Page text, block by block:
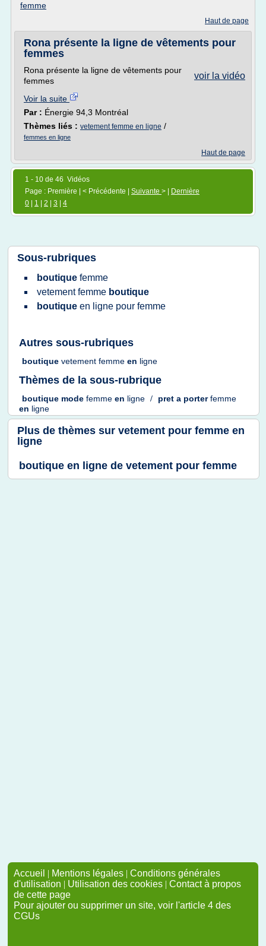
femme
Haut de page
Rona présente la ligne de vêtements pour
femmes
voir la vidéo
Rona présente la ligne de vêtements pour
femmes
Voir la suite
Par : Énergie 94,3 Montréal
Thèmes liés : vetement femme en ligne /
femmes en ligne
Haut de page
1 - 10 de 46 Vidéos
Page : Première | < Précédente | Suivante > |
Dernière
0
1 2 3 4
Sous-rubriques
boutique femme
vetement femme boutique
boutique en ligne pour femme
Autres sous-rubriques
boutique vetement femme en ligne
Thèmes de la sous-rubrique
boutique mode femme en ligne / pret a porterfemme
en ligne
Plus de thèmes sur vetement pour femme en
ligne
boutique en ligne de vetement pour femme
Accueil | Mentions légales | Conditions générales
d'utilisation | Utilisation des cookies | Contact à propos
de cette page
Pour ajouter ou supprimer un site, voir l'article 4 des
CGUs